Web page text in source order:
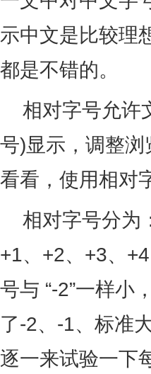
示中文是比较理
都是不错的。
相对字号允许
号)显示，调整
看看，使用相对
相对字号分为
+1、+2、+3、
号与 “-2”一样小
了-2、-1、标准
逐一来试验一下